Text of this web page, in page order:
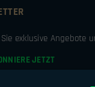
exklusive Angebote
JETZT